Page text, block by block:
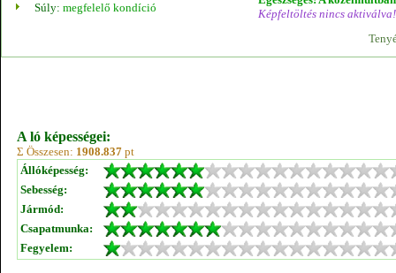
Súly: megfelelő kondíció
Képfeltöltés nincs aktiválva!
A ló képességei:
Σ Összesen: 1908.837 pt
Állóképesség:
Sebesség:
Jármód:
Csapatmunka:
Fegyelem: